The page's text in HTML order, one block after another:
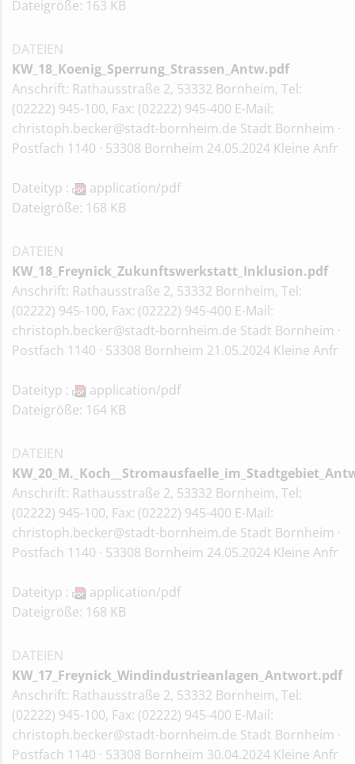
Dateigröße: 163 KB
DATEIEN
KW_18_Koenig_Sperrung_Strassen_Antw.pdf
Anschrift: Rathausstraße 2, 53332 Bornheim, Tel:
(02222) 945-100, Fax: (02222) 945-400 E-Mail:
christoph.becker@stadt-bornheim.de Stadt Bornheim ·
Postfach 1140 · 53308 Bornheim 24.05.2024 Kleine Anfr
Dateityp :
application/pdf
Dateigröße: 168 KB
DATEIEN
KW_18_Freynick_Zukunftswerkstatt_Inklusion.pdf
Anschrift: Rathausstraße 2, 53332 Bornheim, Tel:
(02222) 945-100, Fax: (02222) 945-400 E-Mail:
christoph.becker@stadt-bornheim.de Stadt Bornheim ·
Postfach 1140 · 53308 Bornheim 21.05.2024 Kleine Anfr
Dateityp :
application/pdf
Dateigröße: 164 KB
DATEIEN
Anschrift: Rathausstraße 2, 53332 Bornheim, Tel:
(02222) 945-100, Fax: (02222) 945-400 E-Mail:
christoph.becker@stadt-bornheim.de Stadt Bornheim ·
Postfach 1140 · 53308 Bornheim 24.05.2024 Kleine Anfr
Dateityp :
application/pdf
Dateigröße: 168 KB
DATEIEN
KW_17_Freynick_Windindustrieanlagen_Antwort.pdf
Anschrift: Rathausstraße 2, 53332 Bornheim, Tel:
(02222) 945-100, Fax: (02222) 945-400 E-Mail:
christoph.becker@stadt-bornheim.de Stadt Bornheim ·
Postfach 1140 · 53308 Bornheim 30.04.2024 Kleine Anfr